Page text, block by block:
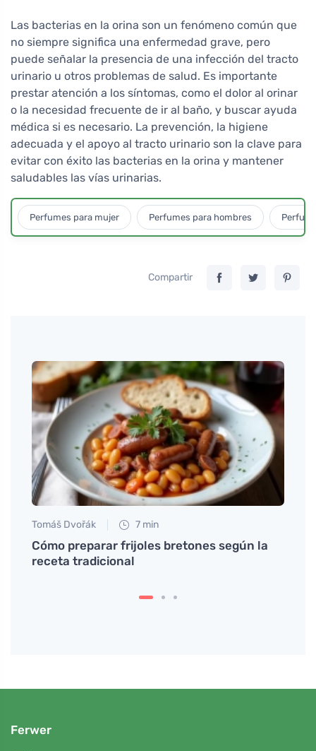
Las bacterias en la orina son un fenómeno común que
no siempre significa una enfermedad grave, pero
puede señalar la presencia de una infección del tracto
urinario u otros problemas de salud. Es importante
prestar atención a los síntomas, como el dolor al orinar
o la necesidad frecuente de ir al baño, y buscar ayuda
médica si es necesario. La prevención, la higiene
adecuada y el apoyo al tracto urinario son la clave para
evitar con éxito las bacterias en la orina y mantener
saludables las vías urinarias.
Perfumes para mujer Perfumes para hombres
Compartir
Tomáš Dvořák 7 min
Cómo preparar frijoles bretones según la
receta tradicional
Ferwer